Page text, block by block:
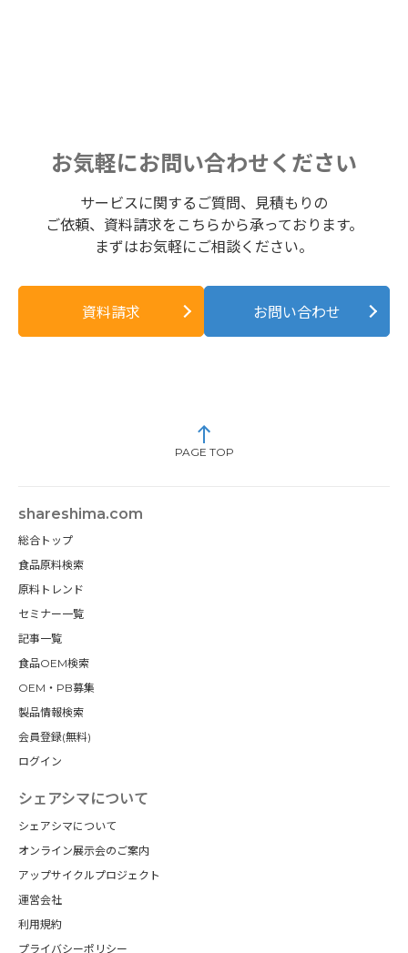
お気軽にお問い合わせください
サービスに関するご質問、見積もりの
ご依頼、資料請求をこちらから承っております。
まずはお気軽にご相談ください。
資料請求 お問い合わせ
PAGE TOP
shareshima.com
総合トップ
食品原料検索
原料トレンド
セミナー一覧
記事一覧
食品OEM検索
OEM・PB募集
製品情報検索
会員登録(無料)
ログイン
シェアシマについて
シェアシマについて
オンライン展示会のご案内
アップサイクルプロジェクト
運営会社
利用規約
プライバシーポリシー